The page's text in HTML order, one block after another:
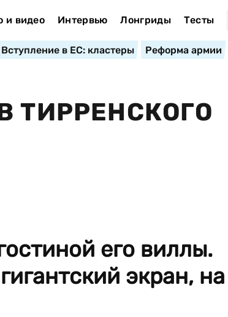
и видео Интервью Лонгриды Тесты
Вступление в ЕС: кластеры Реформа армии
ТИРРЕНСКОГО
его виллы.
экран, на